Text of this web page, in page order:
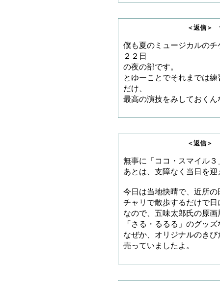
＜返信＞ サノゲッ
僕も夏のミュージカルの
２２日
の夜の部です。
とゆーことでそれまでは
だけ、
最高の演技をみしておく
＜返信＞ とろろさ
無事に「ココ・スマイル
あとは、支障なく当日を
今日は当地快晴で、近所
チャリで散歩するだけで
なので、五味太郎氏の原
「さる・るるる」のグッ
なぜか、オリジナルのき
売っていましたよ。